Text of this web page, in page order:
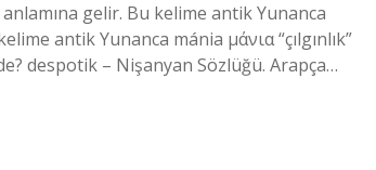
gelir. Bu kelime antik Yunanca
antik Yunanca mánia μάνια “çılgınlık”
despotik – Nişanyan Sözlüğü. Arapça…